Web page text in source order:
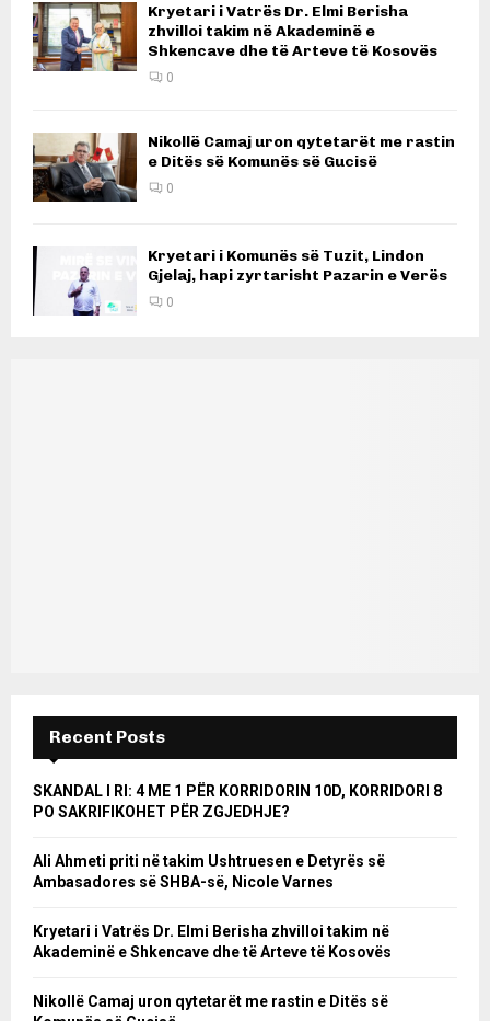
Kryetari i Vatrës Dr. Elmi Berisha
zhvilloi takim në Akademinë e
Shkencave dhe të Arteve të Kosovës
0
Nikollë Camaj uron qytetarët me rastin
e Ditës së Komunës së Gucisë
0
Kryetari i Komunës së Tuzit, Lindon
Gjelaj, hapi zyrtarisht Pazarin e Verës
0
Recent Posts
SKANDAL I RI: 4 ME 1 PËR KORRIDORIN 10D, KORRIDORI 8
PO SAKRIFIKOHET PËR ZGJEDHJE?
Ali Ahmeti priti në takim Ushtruesen e Detyrës së
Ambasadores së SHBA-së, Nicole Varnes
Kryetari i Vatrës Dr. Elmi Berisha zhvilloi takim në
Akademinë e Shkencave dhe të Arteve të Kosovës
Nikollë Camaj uron qytetarët me rastin e Ditës së